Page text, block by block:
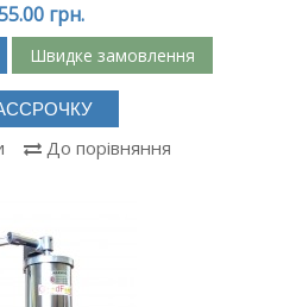
грн.
Швидке замовлення
До порівняння